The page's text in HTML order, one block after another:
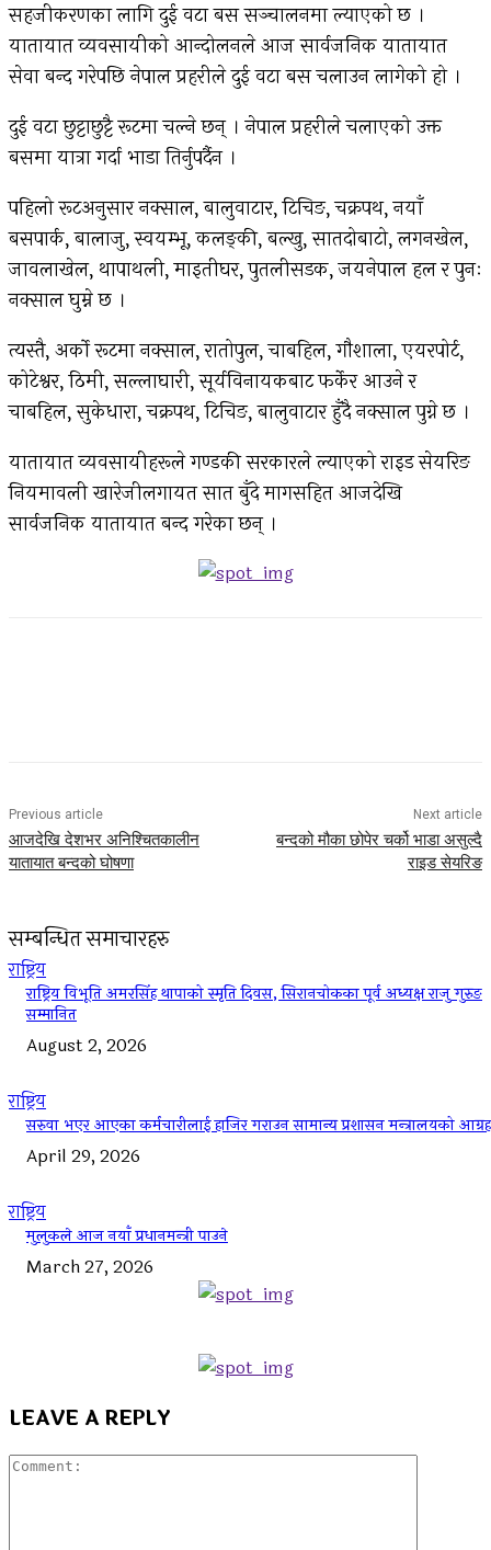
सहजीकरणका लागि दुई वटा बस सञ्चालनमा ल्याएको छ ।
यातायात व्यवसायीको आन्दोलनले आज सार्वजनिक यातायात
सेवा बन्द गरेपछि नेपाल प्रहरीले दुई वटा बस चलाउन लागेको हो ।
दुई वटा छुट्टाछुट्टै रूटमा चल्ने छन् । नेपाल प्रहरीले चलाएको उक्त
बसमा यात्रा गर्दा भाडा तिर्नुपर्दैन ।
पहिलो रूटअनुसार नक्साल, बालुवाटार, टिचिङ, चक्रपथ, नयाँ
बसपार्क, बालाजु, स्वयम्भू, कलङ्की, बल्खु, सातदोबाटो, लगनखेल,
जावलाखेल, थापाथली, माइतीघर, पुतलीसडक, जयनेपाल हल र पुनः
नक्साल घुम्ने छ ।
त्यस्तै, अर्को रूटमा नक्साल, रातोपुल, चाबहिल, गौशाला, एयरपोर्ट,
कोटेश्वर, ठिमी, सल्लाघारी, सूर्यविनायकबाट फर्केर आउने र
चाबहिल, सुकेधारा, चक्रपथ, टिचिङ, बालुवाटार हुँदै नक्साल पुग्ने छ ।
यातायात व्यवसायीहरूले गण्डकी सरकारले ल्याएको राइड सेयरिङ
नियमावली खारेजीलगायत सात बुँदे मागसहित आजदेखि
सार्वजनिक यातायात बन्द गरेका छन् ।
Previous article
आजदेखि देशभर अनिश्चितकालीन
यातायात बन्दको घोषणा
Next article
बन्दको मौका छोपेर चर्को भाडा असुल्दै
राइड सेयरिङ
सम्बन्धित समाचारहरु
राष्ट्रिय
राष्ट्रिय विभूति अमरसिंह थापाको स्मृति दिवस, सिरानचोकका पूर्व अध्यक्ष राजु गुरुङ
सम्मानित
August 2, 2026
राष्ट्रिय
सरुवा भएर आएका कर्मचारीलाई हाजिर गराउन सामान्य प्रशासन मन्त्रालयको आग्रह
April 29, 2026
राष्ट्रिय
मुलुकले आज नयाँ प्रधानमन्त्री पाउने
March 27, 2026
LEAVE A REPLY